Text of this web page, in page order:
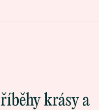
krásy a